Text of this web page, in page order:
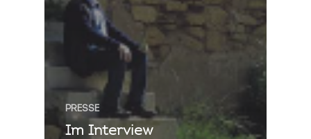
PRESSE
Im Interview